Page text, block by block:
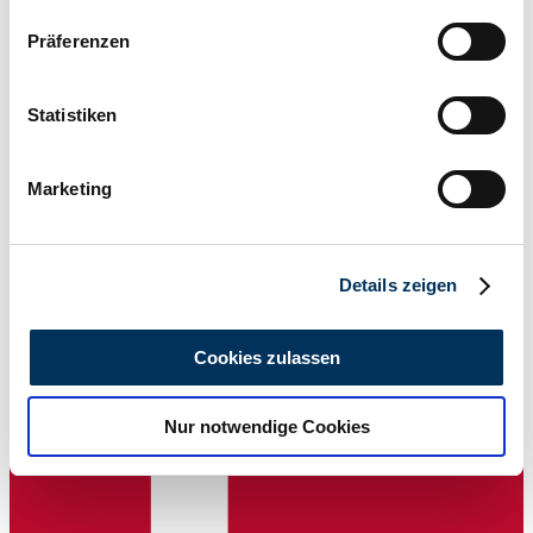
Informationen über Ihre geografische Lage
können
bestimmten Merkmalen (Fingerprinting) identifizieren
Erfahren Sie mehr darüber, wie Ihre persönlichen Daten
analysieren. Außerdem geben wir Informationen zu Ihrer
Verwendung unserer Website an unsere Partner für
soziale Medien, Werbung und Analysen weiter. Unsere
Präferenzen
Statistiken
Marketing
Details zeigen
Cookies zulassen
Nur notwendige Cookies